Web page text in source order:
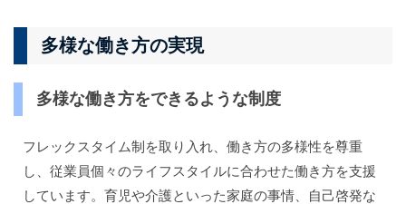
多様な働き方の実現
多様な働き方をできるような制度
フレックスタイム制を取り入れ、働き方の多様性を尊重
し、従業員個々のライフスタイルに合わせた働き方を支援
しています。育児や介護といった家庭の事情、自己啓発な